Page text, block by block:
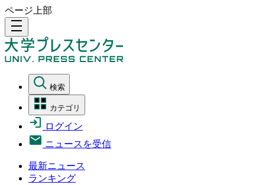
ページ上部
density_medium
検索
カテゴリ
ログイン
ニュースを受信
最新ニュース
ランキング